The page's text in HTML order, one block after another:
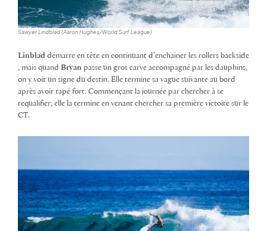
Sawyer Lindblad (Aaron Hughes/World Surf League)
Linblad démarre en tête en continuant d’enchainer les rollers backside
, mais quand Bryan passe un gros carve accompagné par les dauphins,
on y voit un signe du destin. Elle termine sa vague suivante au bord
après avoir tapé fort. Commençant la journée par chercher à se
requalifier, elle la termine en venant chercher sa première victoire sur le
CT.